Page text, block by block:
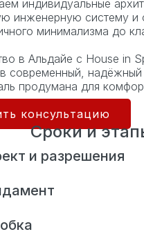
индивидуальные
инженерную систему и
минимализма до
в Альдайе с House in
в современный,
продумана для
консультацию
Сроки и
и разрешения